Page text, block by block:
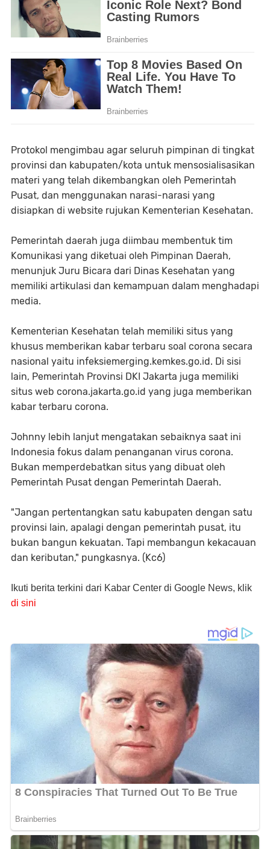
Protokol mengimbau agar seluruh pimpinan di tingkat
provinsi dan kabupaten/kota untuk mensosialisasikan
materi yang telah dikembangkan oleh Pemerintah
Pusat, dan menggunakan narasi-narasi yang
disiapkan di website rujukan Kementerian Kesehatan.
Pemerintah daerah juga diimbau membentuk tim
Komunikasi yang diketuai oleh Pimpinan Daerah,
menunjuk Juru Bicara dari Dinas Kesehatan yang
memiliki artikulasi dan kemampuan dalam menghadapi
media.
Kementerian Kesehatan telah memiliki situs yang
khusus memberikan kabar terbaru soal corona secara
nasional yaitu infeksiemerging.kemkes.go.id. Di sisi
lain, Pemerintah Provinsi DKI Jakarta juga memiliki
situs web corona.jakarta.go.id yang juga memberikan
kabar terbaru corona.
Johnny lebih lanjut mengatakan sebaiknya saat ini
Indonesia fokus dalam penanganan virus corona.
Bukan memperdebatkan situs yang dibuat oleh
Pemerintah Pusat dengan Pemerintah Daerah.
"Jangan pertentangkan satu kabupaten dengan satu
provinsi lain, apalagi dengan pemerintah pusat, itu
bukan bangun kekuatan. Tapi membangun kekacauan
dan keributan," pungkasnya. (Kc6)
Ikuti berita terkini dari Kabar Center di Google News, klik
di sini